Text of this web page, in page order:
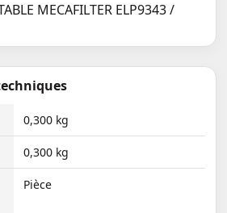
MECAFILTER ELP9343 /
0,300 kg
0,300 kg
Pièce